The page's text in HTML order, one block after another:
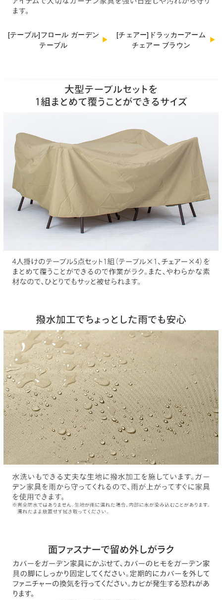
[テーブル]フロール ガーデン
テーブル
[チェアー]ドラッカーアーム
チェアー ブラウン